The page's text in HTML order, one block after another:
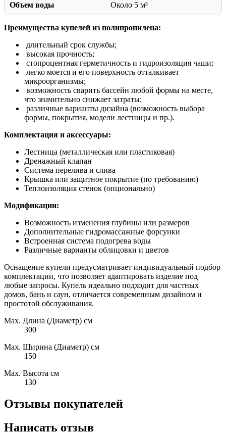
Объем воды Около 5 м³
Преимущества купелей из полипропилена:
длительный срок службы;
высокая прочность;
стопроцентная герметичность и гидроизоляция чаши;
легко моется и его поверхность отталкивает
микроорганизмы;
возможность сварить бассейн любой формы на месте,
что значительно снижает затраты;
различные варианты дизайна (возможность выбора
формы, покрытия, модели лестницы и пр.).
Комплектация и аксессуары:
Лестница (металлическая или пластиковая)
Дренажный клапан
Система перелива и слива
Крышка или защитное покрытие (по требованию)
Теплоизоляция стенок (опционально)
Модификации:
Возможность изменения глубины или размеров
Дополнительные гидромассажные форсунки
Встроенная система подогрева воды
Различные варианты облицовки и цветов
Оснащение купели предусматривает индивидуальный подбор
комплектации, что позволяет адаптировать изделие под
любые запросы. Купель идеально подходит для частных
домов, бань и саун, отличается современным дизайном и
простотой обслуживания.
Max. Длина (Диаметр) см
300
Max. Ширина (Диаметр) см
150
Max. Высота см
130
Отзывы покупателей
Написать отзыв